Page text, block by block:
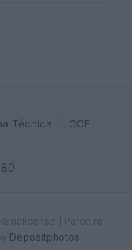
Técnica CCF
| Parceiro
Depositphotos